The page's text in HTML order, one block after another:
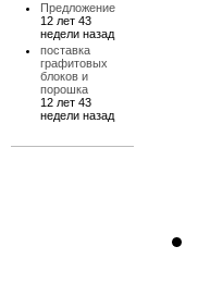
Предложение
12 лет 43
недели назад
поставка
графитовых
блоков и
порошка
12 лет 43
недели назад